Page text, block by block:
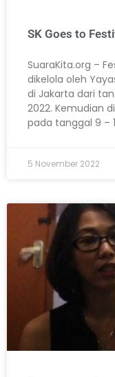
SK Goes to
SuaraKita.org –
dikelola oleh
di Jakarta dari
2022. Kemudian
pada tanggal 9 –
5 November 2022